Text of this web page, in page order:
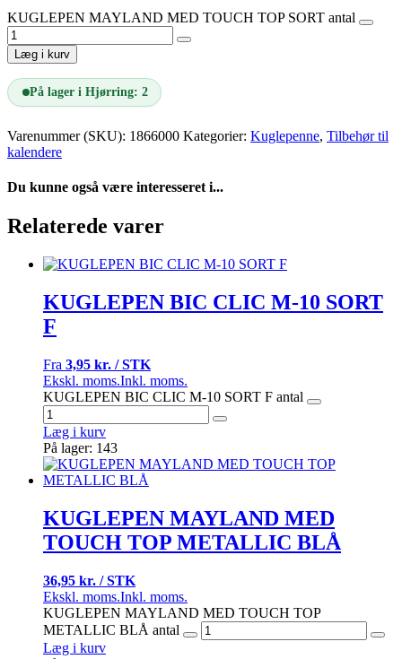
KUGLEPEN MAYLAND MED TOUCH TOP SORT antal
Læg i kurv
På lager i Hjørring: 2
Varenummer (SKU): 1866000 Kategorier: Kuglepenne, Tilbehør til
kalendere
Du kunne også være interesseret i...
Relaterede varer
KUGLEPEN BIC CLIC M-10 SORT
F
Fra 3,95 kr. / STK
Ekskl. moms.Inkl. moms.
KUGLEPEN BIC CLIC M-10 SORT F antal
Læg i kurv
På lager: 143
KUGLEPEN MAYLAND MED
TOUCH TOP METALLIC BLÅ
36,95 kr. / STK
Ekskl. moms.Inkl. moms.
KUGLEPEN MAYLAND MED TOUCH TOP
METALLIC BLÅ antal
Læg i kurv